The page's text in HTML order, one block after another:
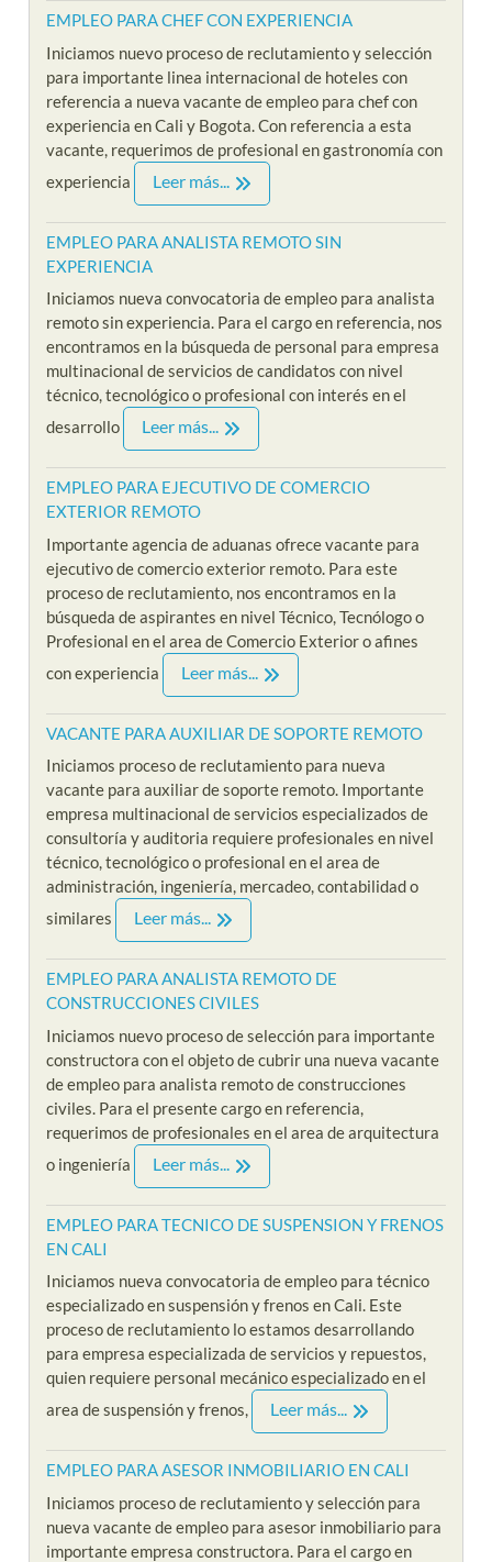
EMPLEO PARA CHEF CON EXPERIENCIA
Iniciamos nuevo proceso de reclutamiento y selección
para importante linea internacional de hoteles con
referencia a nueva vacante de empleo para chef con
experiencia en Cali y Bogota. Con referencia a esta
vacante, requerimos de profesional en gastronomía con
experiencia
Leer más...
EMPLEO PARA ANALISTA REMOTO SIN
EXPERIENCIA
Iniciamos nueva convocatoria de empleo para analista
remoto sin experiencia. Para el cargo en referencia, nos
encontramos en la búsqueda de personal para empresa
multinacional de servicios de candidatos con nivel
técnico, tecnológico o profesional con interés en el
desarrollo
Leer más...
EMPLEO PARA EJECUTIVO DE COMERCIO
EXTERIOR REMOTO
Importante agencia de aduanas ofrece vacante para
ejecutivo de comercio exterior remoto. Para este
proceso de reclutamiento, nos encontramos en la
búsqueda de aspirantes en nivel Técnico, Tecnólogo o
Profesional en el area de Comercio Exterior o afines
con experiencia
Leer más...
VACANTE PARA AUXILIAR DE SOPORTE REMOTO
Iniciamos proceso de reclutamiento para nueva
vacante para auxiliar de soporte remoto. Importante
empresa multinacional de servicios especializados de
consultoría y auditoria requiere profesionales en nivel
técnico, tecnológico o profesional en el area de
administración, ingeniería, mercadeo, contabilidad o
similares
Leer más...
EMPLEO PARA ANALISTA REMOTO DE
CONSTRUCCIONES CIVILES
Iniciamos nuevo proceso de selección para importante
constructora con el objeto de cubrir una nueva vacante
de empleo para analista remoto de construcciones
civiles. Para el presente cargo en referencia,
requerimos de profesionales en el area de arquitectura
o ingeniería
Leer más...
EMPLEO PARA TECNICO DE SUSPENSION Y FRENOS
EN CALI
Iniciamos nueva convocatoria de empleo para técnico
especializado en suspensión y frenos en Cali. Este
proceso de reclutamiento lo estamos desarrollando
para empresa especializada de servicios y repuestos,
quien requiere personal mecánico especializado en el
area de suspensión y frenos,
Leer más...
EMPLEO PARA ASESOR INMOBILIARIO EN CALI
Iniciamos proceso de reclutamiento y selección para
nueva vacante de empleo para asesor inmobiliario para
importante empresa constructora. Para el cargo en